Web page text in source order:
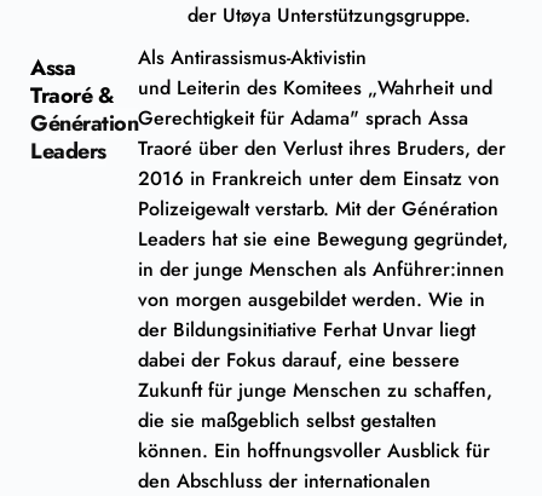
der Utøya Unterstützungsgruppe.
Assa
Traoré &
Génération
Leaders
Als Antirassismus-Aktivistin
und Leiterin des Komitees „Wahrheit und
Gerechtigkeit für Adama" sprach Assa
Traoré über den Verlust ihres Bruders, der
2016 in Frankreich unter dem Einsatz von
Polizeigewalt verstarb. Mit der Génération
Leaders hat sie eine Bewegung gegründet,
in der junge Menschen als Anführer:innen
von morgen ausgebildet werden. Wie in
der Bildungsinitiative Ferhat Unvar liegt
dabei der Fokus darauf, eine bessere
Zukunft für junge Menschen zu schaffen,
die sie maßgeblich selbst gestalten
können. Ein hoffnungsvoller Ausblick für
den Abschluss der internationalen